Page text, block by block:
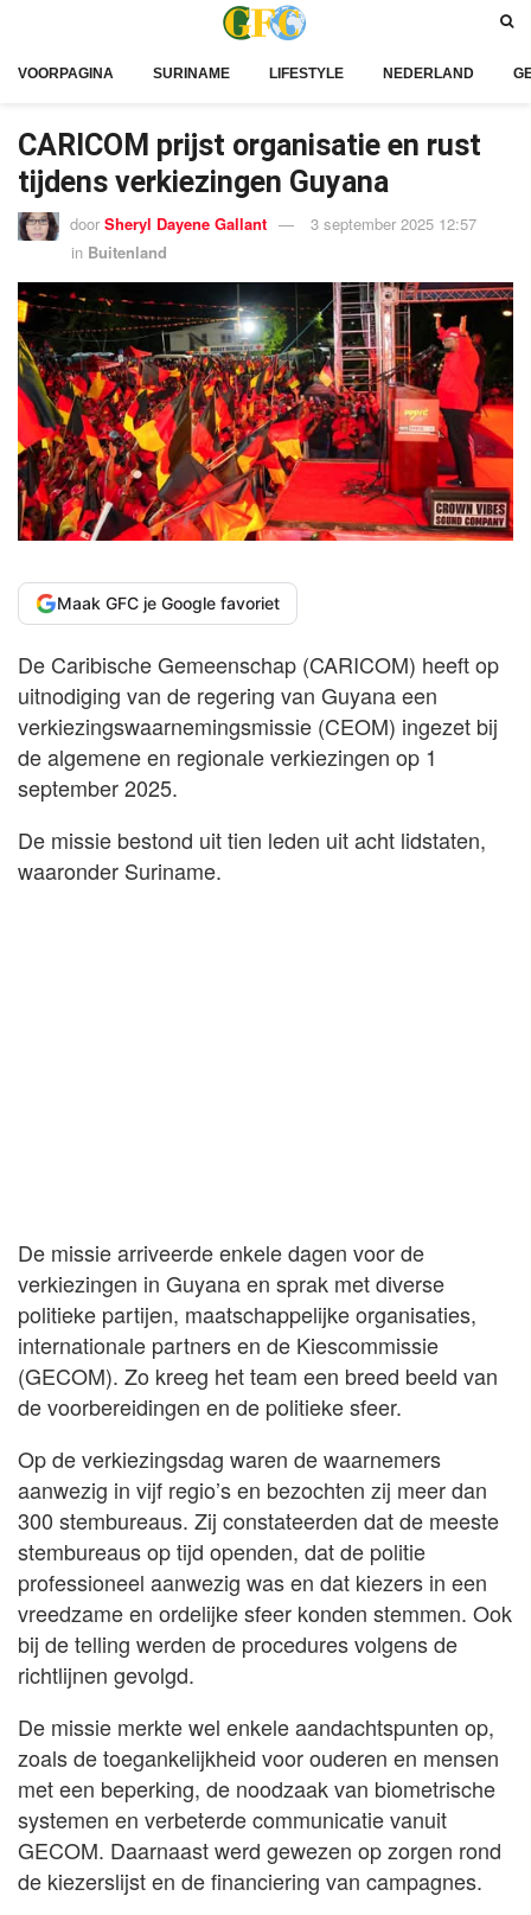
VOORPAGINA SURINAME LIFESTYLE NEDERLAND
CARICOM prijst organisatie en rust
tijdens verkiezingen Guyana
door Sheryl Dayene Gallant
3 september 2025 12:57
in Buitenland
Maak GFC je Google favoriet
De Caribische Gemeenschap (CARICOM) heeft op
uitnodiging van de regering van Guyana een
verkiezingswaarnemingsmissie (CEOM) ingezet bij
de algemene en regionale verkiezingen op 1
september 2025.
De missie bestond uit tien leden uit acht lidstaten,
waaronder Suriname.
De missie arriveerde enkele dagen voor de
verkiezingen in Guyana en sprak met diverse
politieke partijen, maatschappelijke organisaties,
internationale partners en de Kiescommissie
(GECOM). Zo kreeg het team een breed beeld van
de voorbereidingen en de politieke sfeer.
Op de verkiezingsdag waren de waarnemers
aanwezig in vijf regio’s en bezochten zij meer dan
300 stembureaus. Zij constateerden dat de meeste
stembureaus op tijd openden, dat de politie
professioneel aanwezig was en dat kiezers in een
vreedzame en ordelijke sfeer konden stemmen. Ook
bij de telling werden de procedures volgens de
richtlijnen gevolgd.
De missie merkte wel enkele aandachtspunten op,
zoals de toegankelijkheid voor ouderen en mensen
met een beperking, de noodzaak van biometrische
systemen en verbeterde communicatie vanuit
GECOM. Daarnaast werd gewezen op zorgen rond
de kiezerslijst en de financiering van campagnes.